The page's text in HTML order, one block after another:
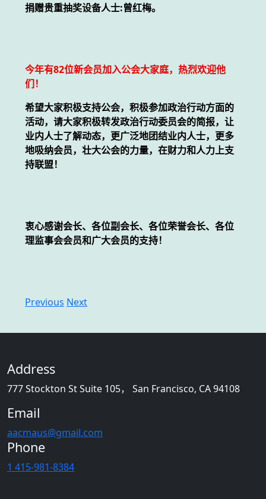
捐赠贵重抽奖设备人士:曾红梅。
今年有82位新会员加入公会大家庭，热烈欢迎他
们！
希望大家积极支持公会，积极参加政治行动方面的
活动，请大家积极转发政治行动委员会的简报，让
业内人士了解动态，更广泛地团结业内人士，更多
地吸纳会员，壮大公会的力量，在财力和人力上支
持联盟！
衷心感谢会长、各位副会长、各位荣誉会长、各位
理监事会会员和广大会员的支持！
Previous Next
Address
777 Stockton St Suite 105， San Francisco, CA 94108
Email
aacmaus@gmail.com
Phone
1 415-981-8384